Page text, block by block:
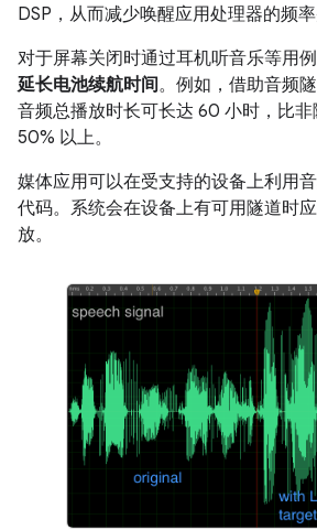
DSP，从而减少唤醒应用处理器的频率
对于屏幕关闭时通过耳机听音乐等用
延长电池续航时间。例如，借助音频
音频总播放时长可长达 60 小时，比非
50% 以上。
媒体应用可以在受支持的设备上利用
代码。系统会在设备上有可用隧道时
放。